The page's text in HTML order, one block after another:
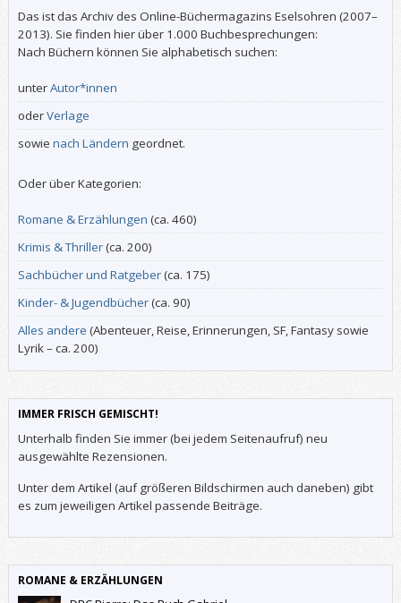
Das ist das Archiv des Online-Büchermagazins Eselsohren (2007–
2013). Sie finden hier über 1.000 Buchbesprechungen:
Nach Büchern können Sie alphabetisch suchen:
unterAutor*innen
oderVerlage
sowie nach Ländern geordnet.
Oder über Kategorien:
Romane & Erzählungen (ca. 460)
Krimis & Thriller(ca. 200)
Sachbücher und Ratgeber(ca. 175)
Kinder- & Jugendbücher(ca. 90)
Alles andere (Abenteuer, Reise, Erinnerungen, SF, Fantasy sowie
Lyrik – ca. 200)
IMMER FRISCH GEMISCHT!
Unterhalb finden Sie immer (bei jedem Seitenaufruf) neu
ausgewählte Rezensionen.
Unter dem Artikel (auf größeren Bildschirmen auch daneben) gibt
es zum jeweiligen Artikel passende Beiträge.
ROMANE & ERZÄHLUNGEN